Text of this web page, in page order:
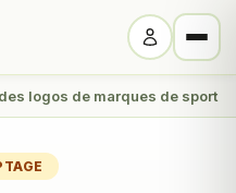
logos de marques de sport